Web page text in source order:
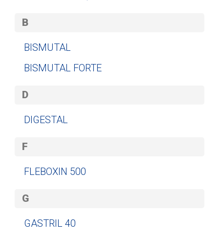
B
BISMUTAL
BISMUTAL FORTE
D
DIGESTAL
F
FLEBOXIN 500
G
GASTRIL 40